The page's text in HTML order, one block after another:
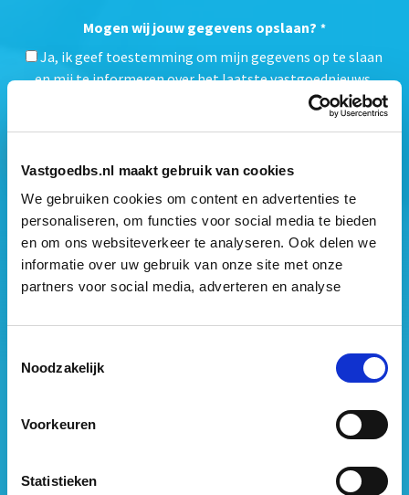
Vastgoedbs.nl maakt gebruik van cookies
We gebruiken cookies om content en advertenties te
personaliseren, om functies voor social media te bieden
en om ons websiteverkeer te analyseren. Ook delen we
informatie over uw gebruik van onze site met onze
partners voor social media, adverteren en analyse
Noodzakelijk
Voorkeuren
Statistieken
Mogen wij jouw gegevens opslaan? *
Ja, ik geef toestemming om mijn gegevens op te slaan
en mij te informeren over het laatste vastgoednieuws.
Vastgoed Business School
Philitelaan 73
5617 AM Eindhoven
088 – 091 00 00
info@vastgoedbs.nl
BTW: NL809795863B01
Heb je een vraag?